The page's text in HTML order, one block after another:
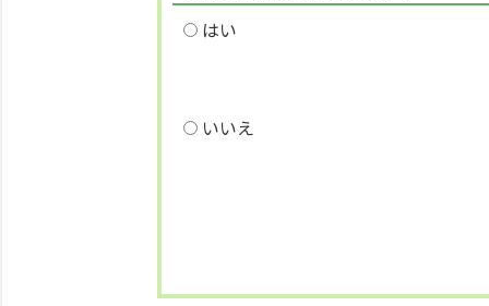
はい
いいえ